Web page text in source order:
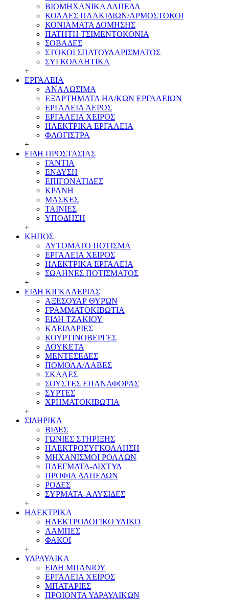
ΒΙΟΜΗΧΑΝΙΚΑ ΔΑΠΕΔΑ
ΚΟΛΛΕΣ ΠΛΑΚΙΔΙΩΝ/ΑΡΜΟΣΤΟΚΟΙ
ΚΟΝΙΑΜΑΤΑ ΔΟΜΗΣΗΣ
ΠΑΤΗΤΗ ΤΣΙΜΕΝΤΟΚΟΝΙΑ
ΣΟΒΑΔΕΣ
ΣΤΟΚΟΙ ΣΠΑΤΟΥΛΑΡΙΣΜΑΤΟΣ
ΣΥΓΚΟΛΛΗΤΙΚΑ
+
ΕΡΓΑΛΕΙΑ
ΑΝΑΛΩΣΙΜΑ
ΕΞΑΡΤΗΜΑΤΑ ΗΛ/ΚΩΝ ΕΡΓΑΛΕΙΩΝ
ΕΡΓΑΛΕΙΑ ΑΕΡΟΣ
ΕΡΓΑΛΕΙΑ ΧΕΙΡΟΣ
ΗΛΕΚΤΡΙΚΑ ΕΡΓΑΛΕΙΑ
ΦΛΟΓΙΣΤΡΑ
+
ΕΙΔΗ ΠΡΟΣΤΑΣΙΑΣ
ΓΑΝΤΙΑ
ΕΝΔΥΣΗ
ΕΠΙΓΟΝΑΤΙΔΕΣ
ΚΡΑΝΗ
ΜΑΣΚΕΣ
ΤΑΙΝΙΕΣ
ΥΠΟΔΗΣΗ
+
ΚΗΠΟΣ
ΑΥΤΟΜΑΤΟ ΠΟΤΙΣΜΑ
ΕΡΓΑΛΕΙΑ ΧΕΙΡΟΣ
ΗΛΕΚΤΡΙΚΑ ΕΡΓΑΛΕΙΑ
ΣΩΛΗΝΕΣ ΠΟΤΙΣΜΑΤΟΣ
+
ΕΙΔΗ ΚΙΓΚΑΛΕΡΙΑΣ
ΑΞΕΣΟΥΑΡ ΘΥΡΩΝ
ΓΡΑΜMΑΤΟΚΙΒΩΤΙΑ
ΕΙΔΗ ΤΖΑΚΙΟΥ
ΚΛΕΙΔΑΡΙΕΣ
ΚΟΥΡΤΙΝΟΒΕΡΓΕΣ
ΛΟΥΚΕΤΑ
ΜΕΝΤΕΣΕΔΕΣ
ΠΟΜΟΛΑ/ΛΑΒΕΣ
ΣΚΑΛΕΣ
ΣΟΥΣΤΕΣ ΕΠΑΝΑΦΟΡΑΣ
ΣΥΡΤΕΣ
ΧΡΗΜΑΤΟΚΙΒΩΤΙΑ
+
ΣΙΔΗΡΙΚΑ
ΒΙΔΕΣ
ΓΩΝΙΕΣ ΣΤΗΡΙΞΗΣ
ΗΛΕΚΤΡΟΣΥΓΚΟΛΛΗΣΗ
ΜΗΧΑΝΙΣΜΟΙ ΡΟΛΛΩΝ
ΠΛΕΓΜΑΤΑ-ΔΙΧΤΥΑ
ΠΡΟΦΙΛ ΔΑΠΕΔΩΝ
ΡΟΔΕΣ
ΣΥΡΜΑΤΑ-ΑΛΥΣΙΔΕΣ
+
ΗΛΕΚΤΡΙΚΑ
ΗΛΕΚΤΡΟΛΟΓΙΚΟ ΥΛΙΚΟ
ΛΑΜΠΕΣ
ΦΑΚΟΙ
+
ΥΔΡΑΥΛΙΚΑ
ΕΙΔΗ ΜΠΑΝΙΟΥ
ΕΡΓΑΛΕΙΑ ΧΕΙΡΟΣ
ΜΠΑΤΑΡΙΕΣ
ΠΡΟΙΟΝΤΑ ΥΔΡΑΥΛΙΚΩΝ